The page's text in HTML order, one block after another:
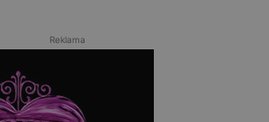
Reklama